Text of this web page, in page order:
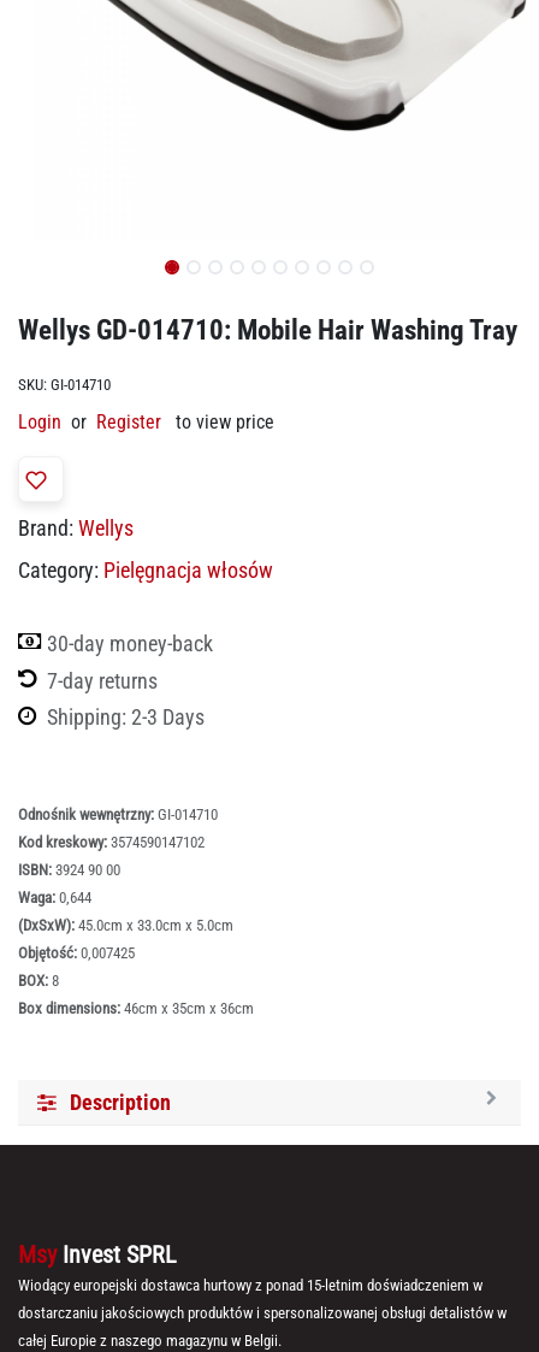
Wellys GD-014710: Mobile Hair Washing Tray
SKU: GI-014710
Login or Register to view price
Brand: Wellys
Category: Pielęgnacja włosów
30-day money-back
7-day returns
Shipping: 2-3 Days
Odnośnik wewnętrzny: GI-014710
Kod kreskowy: 3574590147102
ISBN: 3924 90 00
Waga: 0,644
(DxSxW): 45.0cm x 33.0cm x 5.0cm
Objętość: 0,007425
BOX: 8
Box dimensions: 46cm x 35cm x 36cm
Description
Msy Invest SPRL
Wiodący europejski dostawca hurtowy z ponad 15-letnim doświadczeniem w
dostarczaniu jakościowych produktów i spersonalizowanej obsługi detalistów w
całej Europie z naszego magazynu w Belgii.